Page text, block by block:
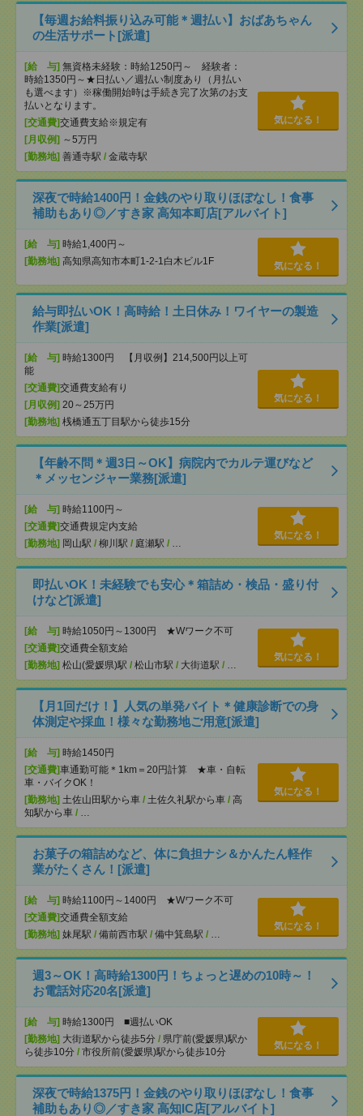
【毎週お給料振り込み可能＊週払い】おばあちゃん
の生活サポート[派遣]
[給 与] 無資格未経験：時給1250円～ 経験者：
時給1350円～★日払い／週払い制度あり（月払い
も選べます）※稼働開始時は手続き完了次第のお支
払いとなります。
[交通費]交通費支給※規定有
[月収例] ～5万円
[勤務地] 善通寺駅 / 金蔵寺駅
気になる！
深夜で時給1400円！金銭のやり取りほぼなし！食事
補助もあり◎／すき家 高知本町店[アルバイト]
[給 与] 時給1,400円～
[勤務地] 高知県高知市本町1-2-1白木ビル1F 気になる！
給与即払いOK！高時給！土日休み！ワイヤーの製造
作業[派遣]
[給 与] 時給1300円 【月収例】214,500円以上可
能
[交通費]交通費支給有り
[月収例] 20～25万円
[勤務地] 桟橋通五丁目駅から徒歩15分
気になる！
【年齢不問＊週3日～OK】病院内でカルテ運びなど
＊メッセンジャー業務[派遣]
[給 与] 時給1100円～
[交通費]交通費規定内支給
[勤務地] 岡山駅 / 柳川駅 / 庭瀬駅 / …
気になる！
即払いOK！未経験でも安心＊箱詰め・検品・盛り付
けなど[派遣]
[給 与] 時給1050円～1300円 ★Wワーク不可
[交通費]交通費全額支給
[勤務地] 松山(愛媛県)駅 / 松山市駅 / 大街道駅 / …
気になる！
【月1回だけ！】人気の単発バイト＊健康診断での身
体測定や採血！様々な勤務地ご用意[派遣]
[給 与] 時給1450円
[交通費]車通勤可能＊1km＝20円計算 ★車・自転
車・バイクOK！
[勤務地] 土佐山田駅から車 / 土佐久礼駅から車 / 高
知駅から車 / …
気になる！
お菓子の箱詰めなど、体に負担ナシ＆かんたん軽作
業がたくさん！[派遣]
[給 与] 時給1100円～1400円 ★Wワーク不可
[交通費]交通費全額支給
[勤務地] 妹尾駅 / 備前西市駅 / 備中箕島駅 / …
気になる！
週3～OK！高時給1300円！ちょっと遅めの10時～！
お電話対応20名[派遣]
[給 与] 時給1300円 ■週払いOK
[勤務地] 大街道駅から徒歩5分 / 県庁前(愛媛県)駅か
ら徒歩10分 / 市役所前(愛媛県)駅から徒歩10分
気になる！
深夜で時給1375円！金銭のやり取りほぼなし！食事
補助もあり◎／すき家 高知IC店[アルバイト]